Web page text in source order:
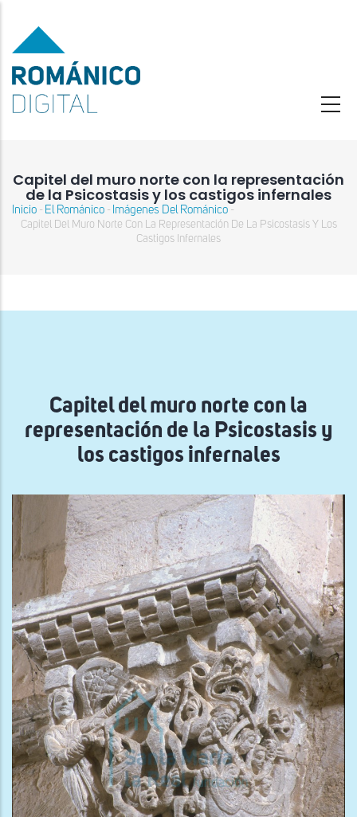
contenido
principal
Capitel del muro norte con la representación
de la Psicostasis y los castigos infernales
Sobrescribir
a
Inicio - El Románico - Imágenes Del Románico -
Capitel Del Muro Norte Con La Representación De La Psicostasis Y Los
Castigos Infernales
Capitel del muro norte con la
representación de la Psicostasis y
los castigos infernales